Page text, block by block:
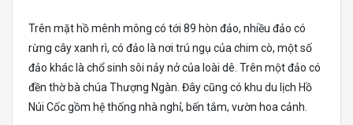
Trên mặt hồ mênh mông có tới 89 hòn đảo, nhiều đảo có
rừng cây xanh rì, có đảo là nơi trú ngụ của chim cò, một số
đảo khác là chổ sinh sôi nảy nở của loài dê. Trên một đảo có
đền thờ bà chúa Thượng Ngàn. Đây cũng có khu du lịch Hồ
Núi Cốc gồm hệ thống nhà nghỉ, bến tắm, vườn hoa cảnh.